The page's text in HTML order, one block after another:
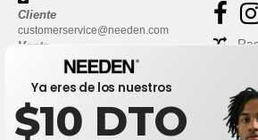
Cliente
customerservice@needen.com
Venta
sales@needen.com
Ya eres de los nuestros
$10 DTO